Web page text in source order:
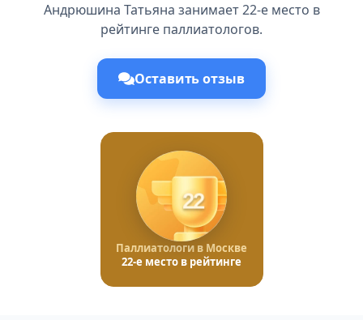
Андрюшина Татьяна занимает 22-е место в
рейтинге паллиатологов.
Оставить отзыв
22
Паллиатологи в Москве
22-е место в рейтинге